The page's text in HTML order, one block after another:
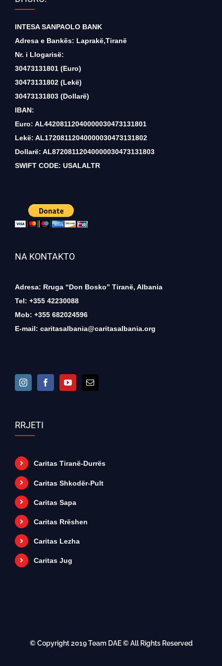
INTESA SANPAOLO BANK
Adresa e Bankës: Laprakë,Tiranë
Nr. i Llogarisë:
30473131801 (Euro)
30473131802 (Lekë)
30473131803 (Dollarë)
IBAN:
Euro: AL44208112040000030473131801
Lekë: AL17208112040000030473131802
Dollarë: AL87208112040000030473131803
SWIFT CODE: USALALTR
NA KONTAKTO
Adresa: Rruga “Don Bosko” Tiranë, Albania
Tel: +355 42230088
Mob: +355 682024596
E-mail: caritasalbania@caritasalbania.org
RRJETI
Caritas Tiranë-Durrës
Caritas Shkodër-Pult
Caritas Sapa
Caritas Rrëshen
Caritas Lezha
Caritas Jug
© Copyright 2019Team DAE© All Rights Reserved